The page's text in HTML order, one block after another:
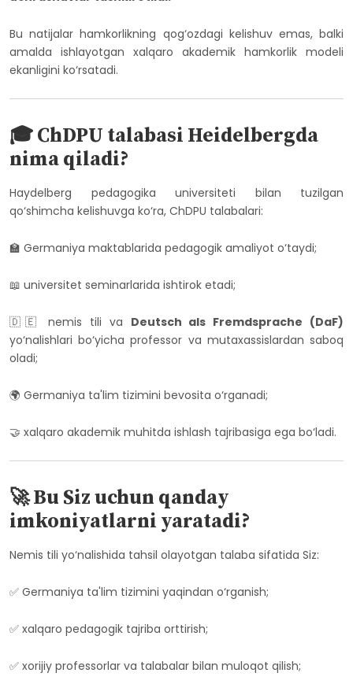
Bu natijalar hamkorlikning qog‘ozdagi kelishuv emas, balki
amalda ishlayotgan xalqaro akademik hamkorlik modeli
ekanligini ko‘rsatadi.
🎓 ChDPU talabasi Heidelbergda
nima qiladi?
Haydelberg pedagogika universiteti bilan tuzilgan
qo‘shimcha kelishuvga ko‘ra, ChDPU talabalari:
🏫 Germaniya maktablarida pedagogik amaliyot o‘taydi;
📖 universitet seminarlarida ishtirok etadi;
🇩🇪 nemis tili va Deutsch als Fremdsprache (DaF)
yo‘nalishlari bo‘yicha professor va mutaxassislardan saboq
oladi;
🌍 Germaniya ta'lim tizimini bevosita o‘rganadi;
🤝 xalqaro akademik muhitda ishlash tajribasiga ega bo‘ladi.
🚀 Bu Siz uchun qanday
imkoniyatlarni yaratadi?
Nemis tili yo‘nalishida tahsil olayotgan talaba sifatida Siz:
✅ Germaniya ta'lim tizimini yaqindan o‘rganish;
✅ xalqaro pedagogik tajriba orttirish;
✅ xorijiy professorlar va talabalar bilan muloqot qilish;